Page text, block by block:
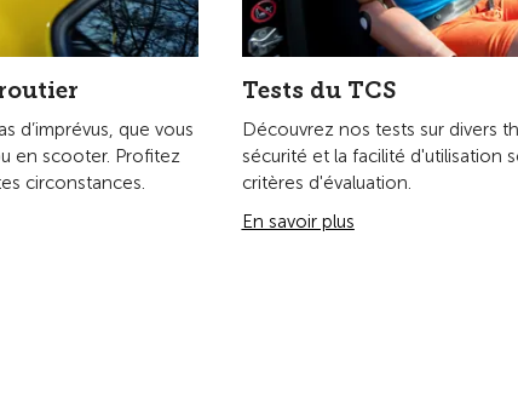
d’imprévus, que vous
en scooter. Profitez
circonstances.
Tests du TCS
Découvrez nos tests sur divers
sécurité et la facilité d'utilisation
critères d'évaluation.
En savoir plus